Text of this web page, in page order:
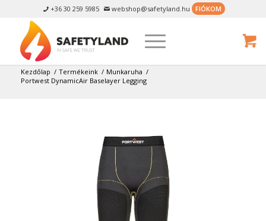
 +36 30 259 5985  webshop@safetyland.hu FIÓKOM
Kezdőlap / Termékeink / Munkaruha /
Portwest DynamicAir Baselayer Legging